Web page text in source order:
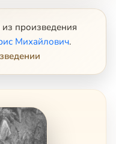
произведения
Михайлович.